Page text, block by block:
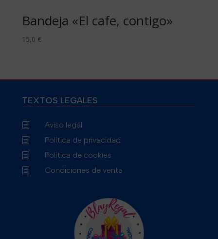
Bandeja «El cafe, contigo»
15,0 €
TEXTOS LEGALES
h Aviso legal
h Política de privacidad
h Política de cookies
h Condiciones de venta